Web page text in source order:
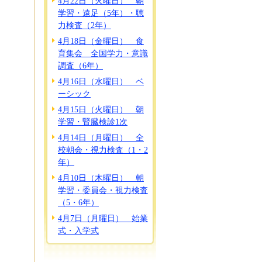
学習・遠足（5年）・聴
力検査（2年）
4月18日（金曜日） 食
育集会 全国学力・意識
調査（6年）
4月16日（水曜日） ベ
ーシック
4月15日（火曜日） 朝
学習・腎臓検診1次
4月14日（月曜日） 全
校朝会・視力検査（1・2
年）
4月10日（木曜日） 朝
学習・委員会・視力検査
（5・6年）
4月7日（月曜日） 始業
式・入学式